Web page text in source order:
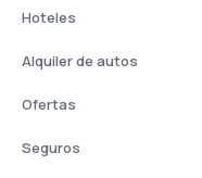
Hoteles
Alquiler de autos
Ofertas
Seguros